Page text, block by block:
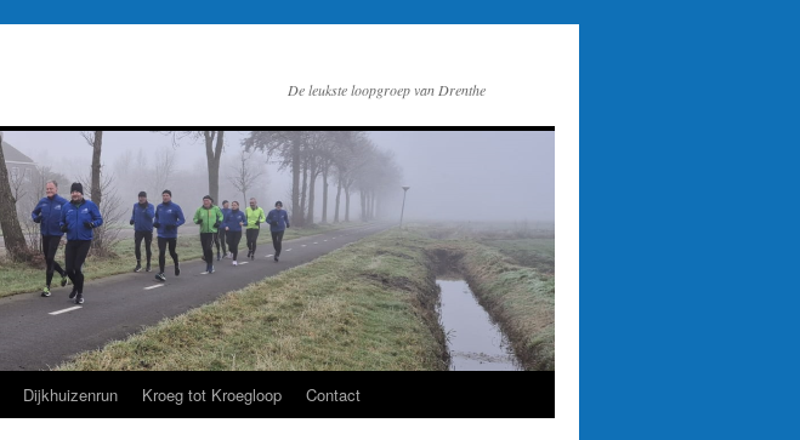
De leukste loopgroep van Drenthe
Dijkhuizenrun Kroeg tot Kroegloop Contact